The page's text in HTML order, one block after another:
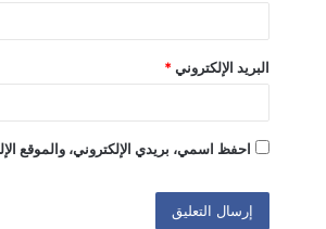
البريد الإلكتروني *
احفظ اسمي، بريدي الإلكتروني، والموقع